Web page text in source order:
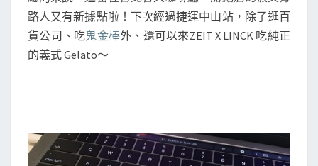
路人又有新據點啦！下次經過捷運中山站，除了逛百
貨公司、吃鬼金棒外、還可以來ZEIT X LINCK 吃純正
的義式 Gelato～